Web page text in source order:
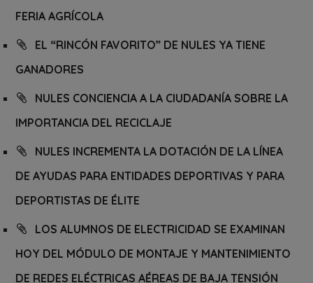
FERIA AGRÍCOLA
EL “RINCÓN FAVORITO” DE NULES YA TIENE
GANADORES
NULES CONCIENCIA A LA CIUDADANÍA SOBRE LA
IMPORTANCIA DEL RECICLAJE
NULES INCREMENTA LA DOTACIÓN DE LA LÍNEA
DE AYUDAS PARA ENTIDADES DEPORTIVAS Y PARA
DEPORTISTAS DE ÉLITE
LOS ALUMNOS DE ELECTRICIDAD SE EXAMINAN
HOY DEL MÓDULO DE MONTAJE Y MANTENIMIENTO
DE REDES ELÉCTRICAS AÉREAS DE BAJA TENSIÓN